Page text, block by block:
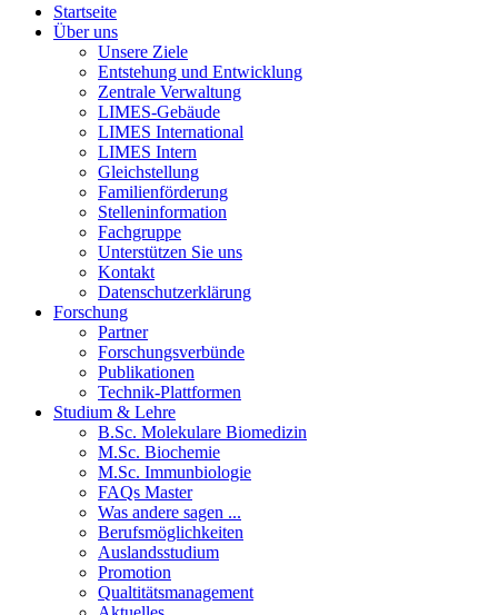
Startseite
Über uns
Unsere Ziele
Entstehung und Entwicklung
Zentrale Verwaltung
LIMES-Gebäude
LIMES International
LIMES Intern
Gleichstellung
Familienförderung
Stelleninformation
Fachgruppe
Unterstützen Sie uns
Kontakt
Datenschutzerklärung
Forschung
Partner
Forschungsverbünde
Publikationen
Technik-Plattformen
Studium & Lehre
B.Sc. Molekulare Biomedizin
M.Sc. Biochemie
M.Sc. Immunbiologie
FAQs Master
Was andere sagen ...
Berufsmöglichkeiten
Auslandsstudium
Promotion
Qualtitätsmanagement